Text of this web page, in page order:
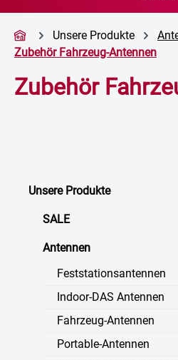
Unsere Produkte
Zubehör Fahrzeug-Antennen
Zubehör
Unsere Produkte
SALE
Antennen
Feststationsantennen
Indoor-DAS Antennen
Fahrzeug-Antennen
Portable-Antennen